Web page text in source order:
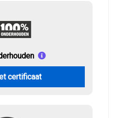
certificaat